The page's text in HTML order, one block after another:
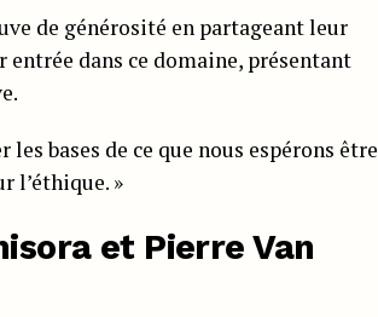
de générosité en partageant leur
dans ce domaine, présentant
bases de ce que nous espérons être
l’éthique. »
et Pierre Van